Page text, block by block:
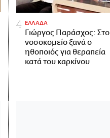
ΕΛΛΑΔΑ
Γιώργος Παράσχος: Στο
νοσοκομείο ξανά ο
ηθοποιός για θεραπεία
κατά του καρκίνου